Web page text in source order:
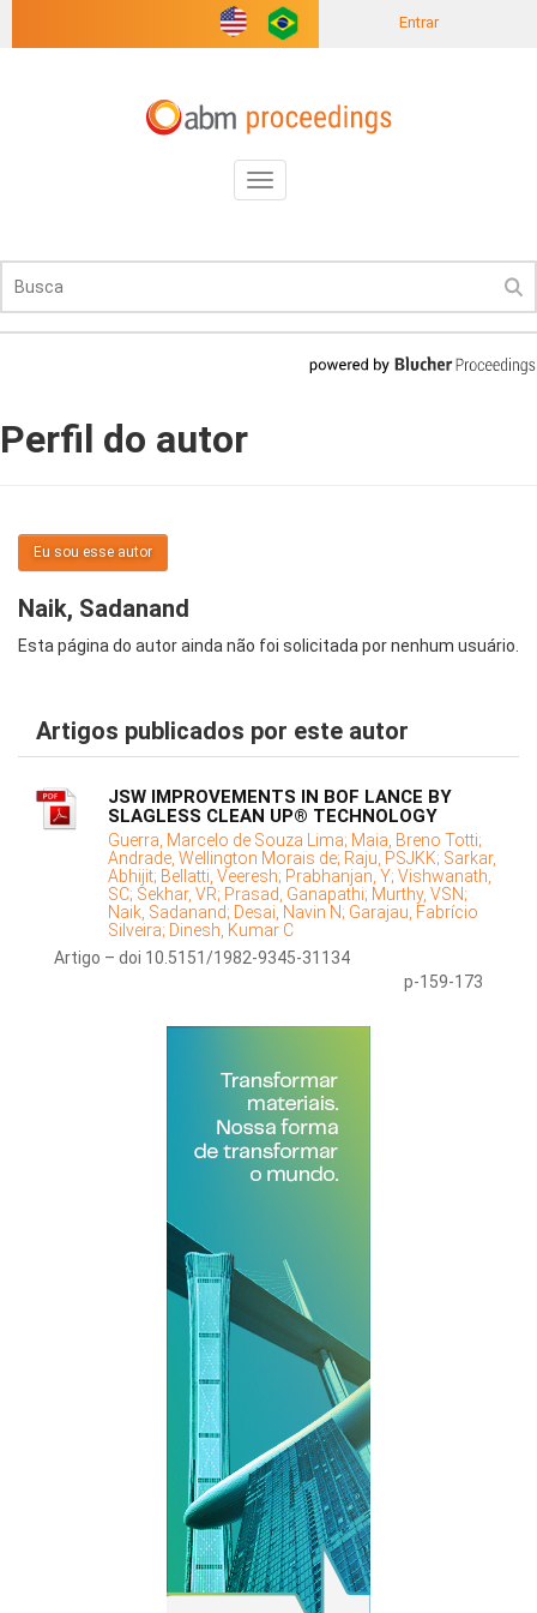
Entrar
Toggle
navigation
Perfil do autor
Eu sou esse autor
Naik, Sadanand
Esta página do autor ainda não foi solicitada por nenhum usuário.
Artigos publicados por este autor
JSW IMPROVEMENTS IN BOF LANCE BY
SLAGLESS CLEAN UP® TECHNOLOGY
Guerra, Marcelo de Souza Lima; Maia, Breno Totti;
Andrade, Wellington Morais de; Raju, PSJKK; Sarkar,
Abhijit; Bellatti, Veeresh; Prabhanjan, Y; Vishwanath,
SC; Sekhar, VR; Prasad, Ganapathi; Murthy, VSN;
Naik, Sadanand; Desai, Navin N; Garajau, Fabrício
Silveira; Dinesh, Kumar C
Artigo – doi 10.5151/1982-9345-31134
p-159-173